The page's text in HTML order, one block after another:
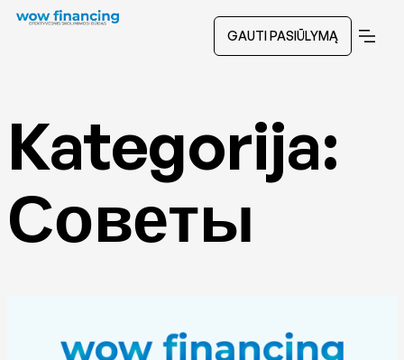
GAUTI PASIŪLYMĄ
Kategorija:
Советы